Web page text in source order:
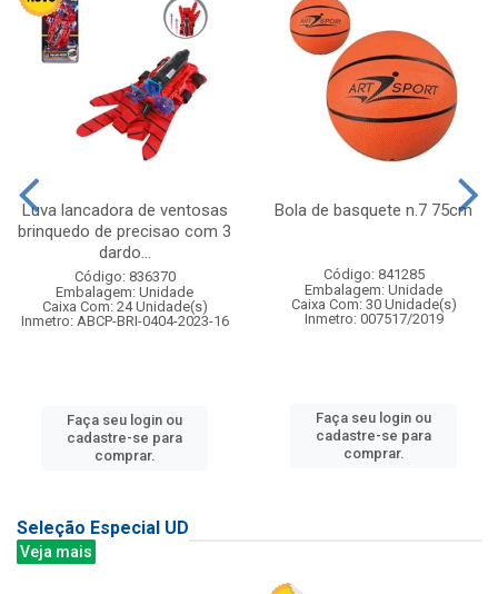
Luva lancadora de ventosas
brinquedo de precisao com 3
dardo...
Código: 836370
Embalagem: Unidade
Caixa Com: 24 Unidade(s)
Inmetro: ABCP-BRI-0404-2023-16
Faça seu login ou
cadastre-se para
comprar.
Bola de basquete n.7 75cm
Código: 841285
Embalagem: Unidade
Caixa Com: 30 Unidade(s)
Inmetro: 007517/2019
Faça seu login ou
cadastre-se para
comprar.
Seleção Especial UD
Veja mais